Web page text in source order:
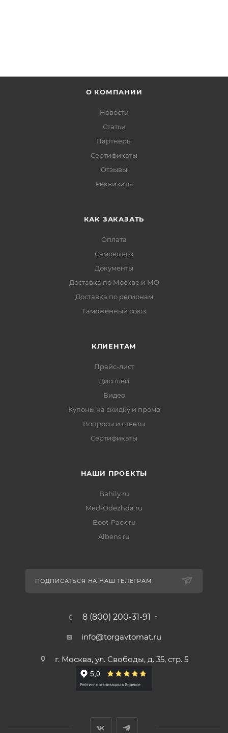
О КОМПАНИИ
Новости
Статьи
Партнеры
Сертификаты
Отзывы
Реквизиты
КАК ЗАКАЗАТЬ
Оплата
Самовывоз
Документы
Доставка по Москве и МО
Доставка по регионам
Таможенный союз
КЛИЕНТАМ
Прайс-лист
Дисплеи
Видео
Купоны на скидку и промо
Вопросы и ответы
Сертификаты
НАШИ ПРОЕКТЫ
Bahily.ru
Med-Odezhda.ru
Boot-Pack.ru
Albens.ru
ПОДПИСАТЬСЯ НА НАШ ТЕЛЕГРАМ
8 (800) 200-31-91
info@torgavtomat.ru
г. Москва, ул. Свободы, д. 35, стр. 5